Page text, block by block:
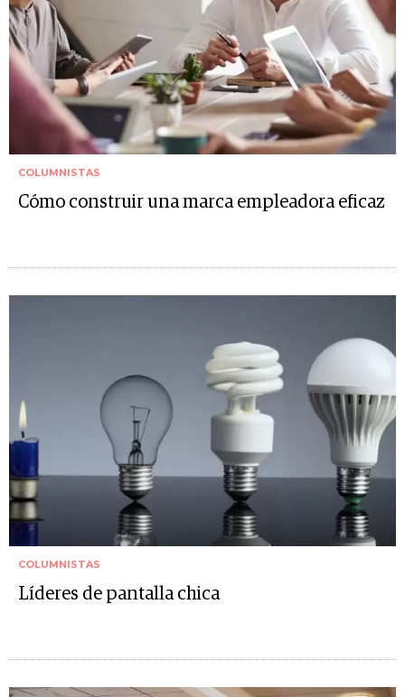
COLUMNISTAS
Cómo construir una marca empleadora eficaz
COLUMNISTAS
Líderes de pantalla chica